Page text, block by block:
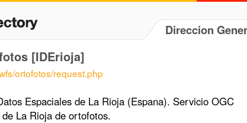
Direccion
[IDErioja]
ortofotos/request.php
Espaciales de La Rioja (Espana). Servicio OGC
La Rioja de ortofotos.